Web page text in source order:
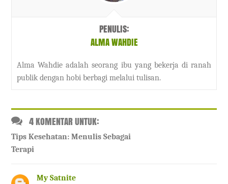
PENULIS:
ALMA WAHDIE
Alma Wahdie adalah seorang ibu yang bekerja di ranah
publik dengan hobi berbagi melalui tulisan.
4 KOMENTAR UNTUK:
Tips Kesehatan: Menulis Sebagai
Terapi
My Satnite